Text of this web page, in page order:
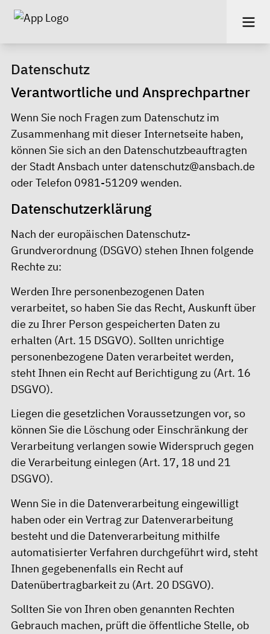
Datenschutz
Verantwortliche und Ansprechpartner
Wenn Sie noch Fragen zum Datenschutz im
Zusammenhang mit dieser Internetseite haben,
können Sie sich an den Datenschutzbeauftragten
der Stadt Ansbach unter datenschutz@ansbach.de
oder Telefon 0981-51209 wenden.
Datenschutzerklärung
Nach der europäischen Datenschutz-
Grundverordnung (DSGVO) stehen Ihnen folgende
Rechte zu:
Werden Ihre personenbezogenen Daten
verarbeitet, so haben Sie das Recht, Auskunft über
die zu Ihrer Person gespeicherten Daten zu
erhalten (Art. 15 DSGVO). Sollten unrichtige
personenbezogene Daten verarbeitet werden,
steht Ihnen ein Recht auf Berichtigung zu (Art. 16
DSGVO).
Liegen die gesetzlichen Voraussetzungen vor, so
können Sie die Löschung oder Einschränkung der
Verarbeitung verlangen sowie Widerspruch gegen
die Verarbeitung einlegen (Art. 17, 18 und 21
DSGVO).
Wenn Sie in die Datenverarbeitung eingewilligt
haben oder ein Vertrag zur Datenverarbeitung
besteht und die Datenverarbeitung mithilfe
automatisierter Verfahren durchgeführt wird, steht
Ihnen gegebenenfalls ein Recht auf
Datenübertragbarkeit zu (Art. 20 DSGVO).
Sollten Sie von Ihren oben genannten Rechten
Gebrauch machen, prüft die öffentliche Stelle, ob